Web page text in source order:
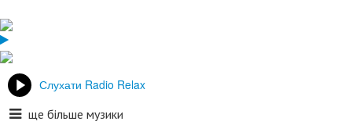
Слухати Radio Relax
ще більше музики